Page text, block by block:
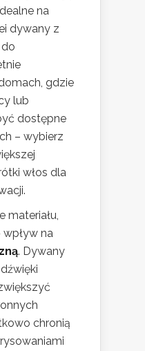
na
dywany z
gdzie
lub
dostępne
– wybierz
włos dla
materiału,
na
. Dywany
chronią